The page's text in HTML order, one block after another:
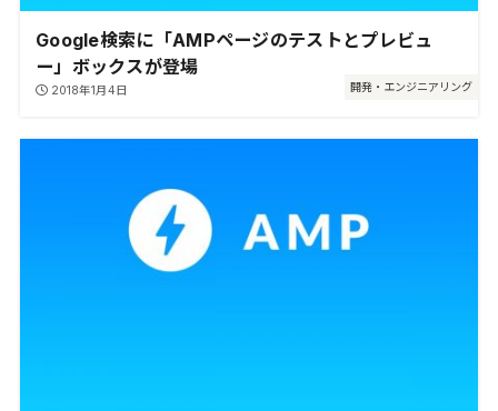
開発・エンジニアリング
Google検索に「AMPページのテストとプレビュ
ー」ボックスが登場
2018年1月4日